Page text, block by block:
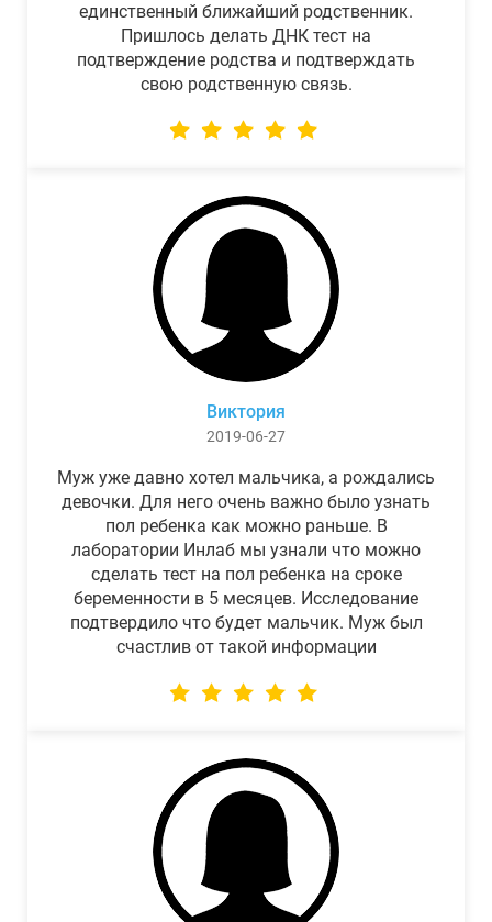
единственный ближайший родственник.
Пришлось делать ДНК тест на
подтверждение родства и подтверждать
свою родственную связь.
Виктория
2019-06-27
Муж уже давно хотел мальчика, а рождались
девочки. Для него очень важно было узнать
пол ребенка как можно раньше. В
лаборатории Инлаб мы узнали что можно
сделать тест на пол ребенка на сроке
беременности в 5 месяцев. Исследование
подтвердило что будет мальчик. Муж был
счастлив от такой информации